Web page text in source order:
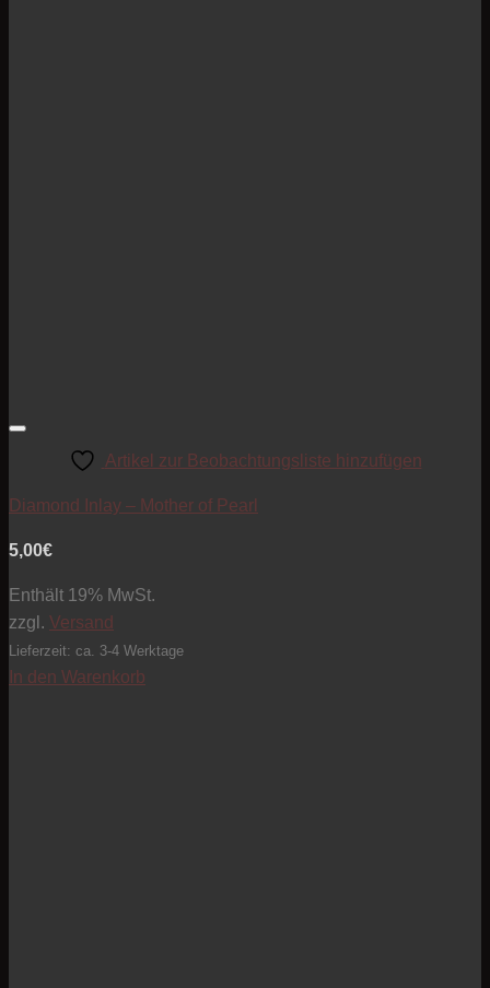
Artikel zur Beobachtungsliste hinzufügen
Diamond Inlay – Mother of Pearl
5,00€
Enthält 19% MwSt.
zzgl. Versand
Lieferzeit: ca. 3-4 Werktage
In den Warenkorb